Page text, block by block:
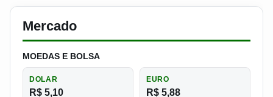
Mercado
MOEDAS E BOLSA
DOLAR
R$ 5,10
EURO
R$ 5,88